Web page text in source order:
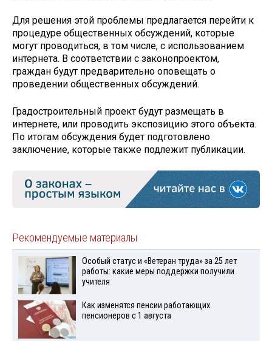
Для решения этой проблемы предлагается перейти к
процедуре общественных обсуждений, которые
могут проводиться, в том числе, с использованием
интернета. В соответствии с законопроектом,
граждан будут предварительно оповещать о
проведении общественных обсуждений.
Градостроительный проект будут размещать в
интернете, или проводить экспозицию этого объекта.
По итогам обсуждения будет подготовлено
заключение, которые также подлежит публикации.
Рекомендуемые материалы
Особый статус и «Ветеран труда» за 25 лет
работы: какие меры поддержки получили
учителя
Как изменятся пенсии работающих
пенсионеров с 1 августа